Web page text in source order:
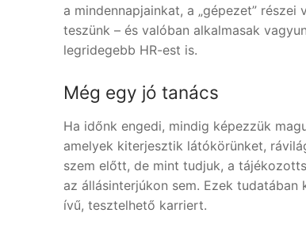
a mindennapjainkat, a „gépezet”
teszünk – és valóban alkalmasak
legridegebb HR-est is.
Még egy jó tanács
Ha időnk engedi, mindig képezzük
amelyek kiterjesztik látókörünket,
szem előtt, de mint tudjuk, a
az állásinterjúkon sem. Ezek
ívű, tesztelhető karriert.